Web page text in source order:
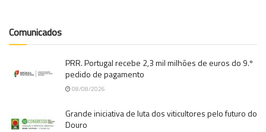
Comunicados
PRR. Portugal recebe 2,3 mil milhões de euros do 9.º
pedido de pagamento
08/08/2026
Grande iniciativa de luta dos viticultores pelo futuro do
Douro